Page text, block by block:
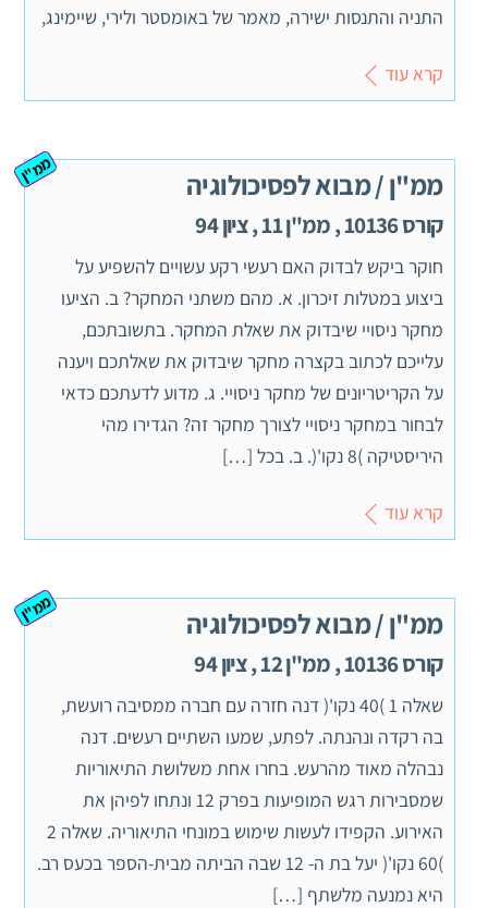
התניה והתנסות ישירה, מאמר של באומסטר ולירי, שיימינג,
קרא עוד
ממ"ן / מבוא לפסיכולוגיה
קורס 10136 , ממ"ן 11 , ציון 94
ממ"ן
חוקר ביקש לבדוק האם רעשי רקע עשויים להשפיע על
ביצוע במטלות זיכרון. א. מהם משתני המחקר? ב. הציעו
מחקר ניסויי שיבדוק את שאלת המחקר. בתשובתכם,
עלייכם לכתוב בקצרה מחקר שיבדוק את שאלתכם ויענה
על הקריטריונים של מחקר ניסויי. ג. מדוע לדעתכם כדאי
לבחור במחקר ניסויי לצורך מחקר זה? הגדירו מהי
היריסטיקה )8 נקו'(. ב. בכל […]
קרא עוד
ממ"ן / מבוא לפסיכולוגיה
קורס 10136 , ממ"ן 12 , ציון 94
ממ"ן
שאלה 1 )40 נקו'( דנה חזרה עם חברה ממסיבה רועשת,
בה רקדה ונהנתה. לפתע, שמעו השתיים רעשים. דנה
נבהלה מאוד מהרעש. בחרו אחת משלושת התיאוריות
שמסבירות רגש המופיעות בפרק 12 ונתחו לפיהן את
האירוע. הקפידו לעשות שימוש במונחי התיאוריה. שאלה 2
)60 נקו'( יעל בת ה- 12 שבה הביתה מבית-הספר בכעס רב.
היא נמנעה מלשתף […]